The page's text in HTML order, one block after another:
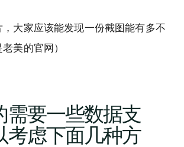
，大家应该能发现一份截图能有多不
美的官网）
需要一些数据支
考虑下面几种方